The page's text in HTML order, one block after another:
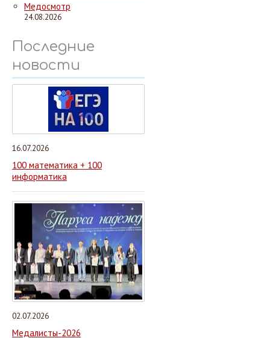
Медосмотр
24.08.2026
Последние
новости
16.07.2026
100 математика + 100
информатика
02.07.2026
Медалисты-2026